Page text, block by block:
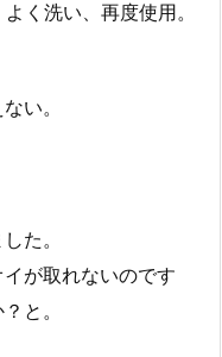
く洗い、再度使用。
い。
た。
が取れないのです
と。